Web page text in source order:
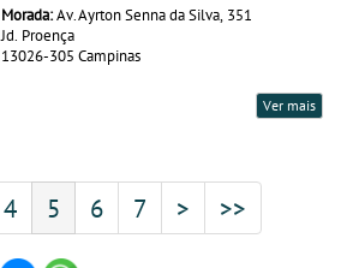
Morada:Av. Ayrton Senna da Silva, 351
Jd. Proença
13026-305 Campinas
Ver mais
4 5 6 7 > >>